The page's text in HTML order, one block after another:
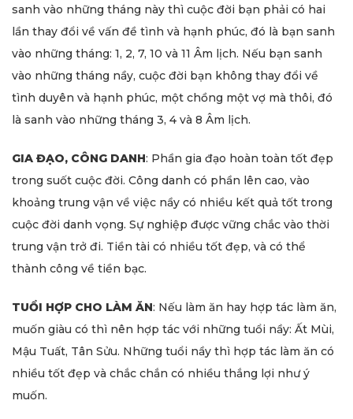
sanh vào những tháng này thì cuộc đời bạn phải có hai
lần thay đổi về vấn đề tình và hạnh phúc, đó là bạn sanh
vào những tháng: 1, 2, 7, 10 và 11 Âm lịch. Nếu bạn sanh
vào những tháng nầy, cuộc đời bạn không thay đổi về
tình duyên và hạnh phúc, một chồng một vợ mà thôi, đó
là sanh vào những tháng 3, 4 và 8 Âm lịch.
GIA ĐẠO, CÔNG DANH: Phần gia đạo hoàn toàn tốt đẹp
trong suốt cuộc đời. Công danh có phần lên cao, vào
khoảng trung vận về việc nầy có nhiều kết quả tốt trong
cuộc đời danh vọng. Sự nghiệp được vững chắc vào thời
trung vận trở đi. Tiền tài có nhiều tốt đẹp, và có thể
thành công về tiền bạc.
TUỔI HỢP CHO LÀM ĂN: Nếu làm ăn hay hợp tác làm ăn,
muốn giàu có thì nên hợp tác với những tuổi nầy: Ất Mùi,
Mậu Tuất, Tân Sửu. Những tuổi nầy thì hợp tác làm ăn có
nhiều tốt đẹp và chắc chắn có nhiều thắng lợi như ý
muốn.